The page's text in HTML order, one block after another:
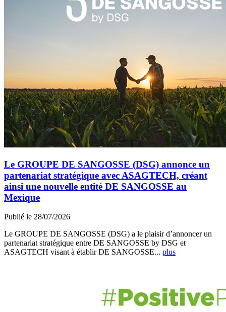
Le GROUPE DE SANGOSSE (DSG) annonce un
partenariat stratégique avec ASAGTECH, créant
ainsi une nouvelle entité DE SANGOSSE au
Mexique
Publié le 28/07/2026
Le GROUPE DE SANGOSSE (DSG) a le plaisir d’annoncer un
partenariat stratégique entre DE SANGOSSE by DSG et
ASAGTECH visant à établir DE SANGOSSE... plus